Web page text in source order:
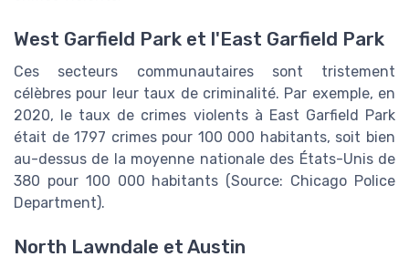
West Garfield Park et l'East Garfield Park
Ces secteurs communautaires sont tristement
célèbres pour leur taux de criminalité. Par exemple, en
2020, le taux de crimes violents à East Garfield Park
était de 1797 crimes pour 100 000 habitants, soit bien
au-dessus de la moyenne nationale des États-Unis de
380 pour 100 000 habitants (Source: Chicago Police
Department).
North Lawndale et Austin